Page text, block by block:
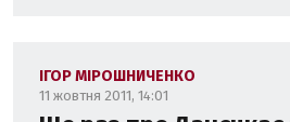
ІГОР МІРОШНИЧЕНКО
11 жовтня 2011, 14:01